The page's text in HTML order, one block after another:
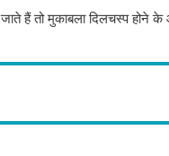
हैं तो मुकाबला दिलचस्प होने